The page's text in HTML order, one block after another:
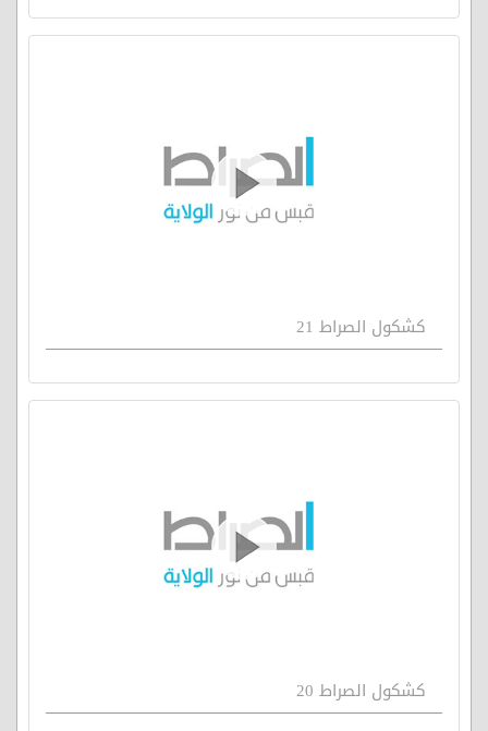
كشكول الصراط 21
كشكول الصراط 20